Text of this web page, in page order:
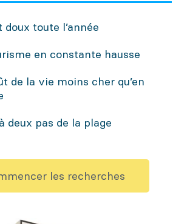
doux toute l’année
en constante hausse
de la vie moins cher qu’en
deux pas de la plage
les recherches